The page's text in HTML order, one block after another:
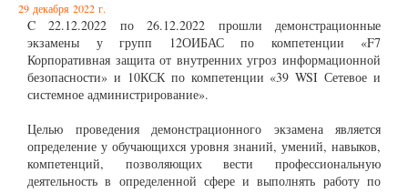
29 декабря 2022 г.
C 22.12.2022 по 26.12.2022 прошли демонстрационные
экзамены у групп 12ОИБАС по компетенции «F7
Корпоративная защита от внутренних угроз информационной
безопасности» и 10КСК по компетенции «39 WSI Сетевое и
системное администрирование».
Целью проведения демонстрационного экзамена является
определение у обучающихся уровня знаний, умений, навыков,
компетенций, позволяющих вести профессиональную
деятельность в определенной сфере и выполнять работу по